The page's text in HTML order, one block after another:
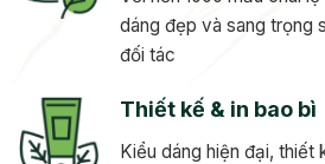
dáng đẹp và sang trọng
đối tác
Thiết kế & in bao bì
Kiểu dáng hiện đại, thiết